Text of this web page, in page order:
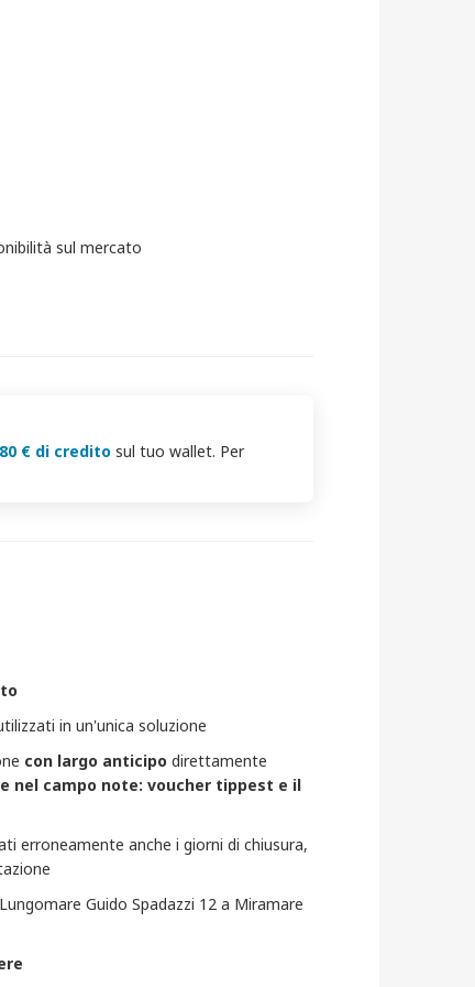
sul mercato
€ di creditosul tuo wallet. Per
in un'unica soluzione
con largo anticipo direttamente
nel campo note: voucher tippest e il
erroneamente anche i giorni di chiusura,
Guido Spadazzi 12 a Miramare